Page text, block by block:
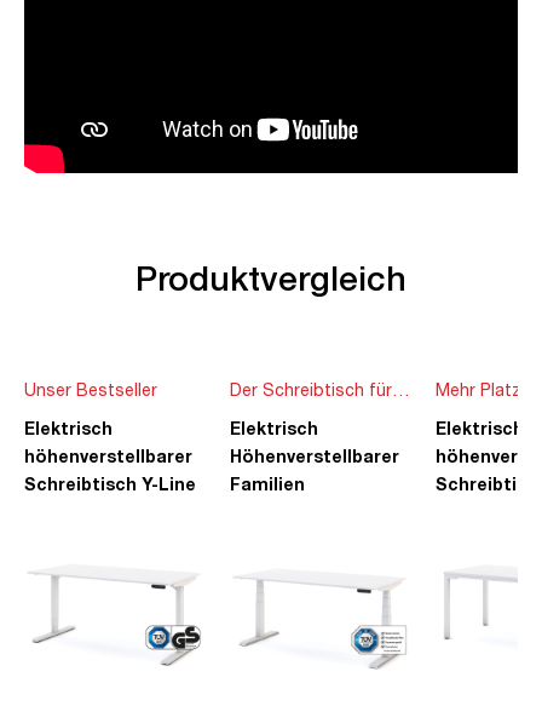
Produktvergleich
Unser Bestseller
Elektrisch
höhenverstellbarer
Schreibtisch Y-Line
Der Schreibtisch für
die ganze Familie
Elektrisch
Höhenverstellbarer
Familien
Mehr Platz
Ideen
Elektrisch